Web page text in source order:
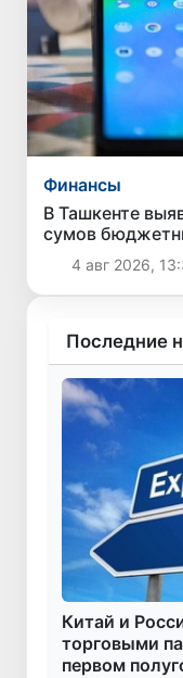
Финансы
В Ташкенте
сумов
поддельными
4 авг 2026,
Последние
Китай и
торговыми
первом